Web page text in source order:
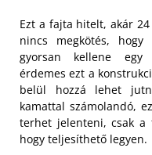
Ezt a fajta hitelt, akár
nincs megkötés,
gyorsan kellene egy
érdemes ezt a
belül hozzá lehet
kamattal számolandó,
terhet jelenteni, csak a
hogy teljesíthető legyen.